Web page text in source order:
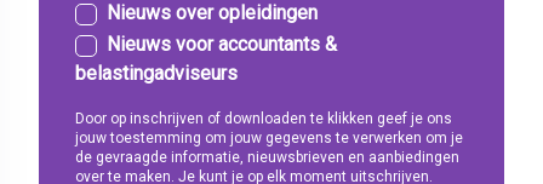
Nieuws over opleidingen
Nieuws voor accountants &
belastingadviseurs
Door op inschrijven of downloaden te klikken geef je ons
jouw toestemming om jouw gegevens te verwerken om je
de gevraagde informatie, nieuwsbrieven en aanbiedingen
over te maken. Je kunt je op elk moment uitschrijven.